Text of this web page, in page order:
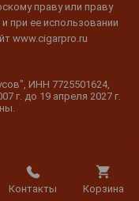
Контакты Корзина
праву или праву
при ее использовании
www.cigarpro.ru
ИНН 7725501624,
г. до 19 апреля 2027 г.